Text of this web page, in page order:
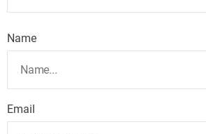
Name
Email